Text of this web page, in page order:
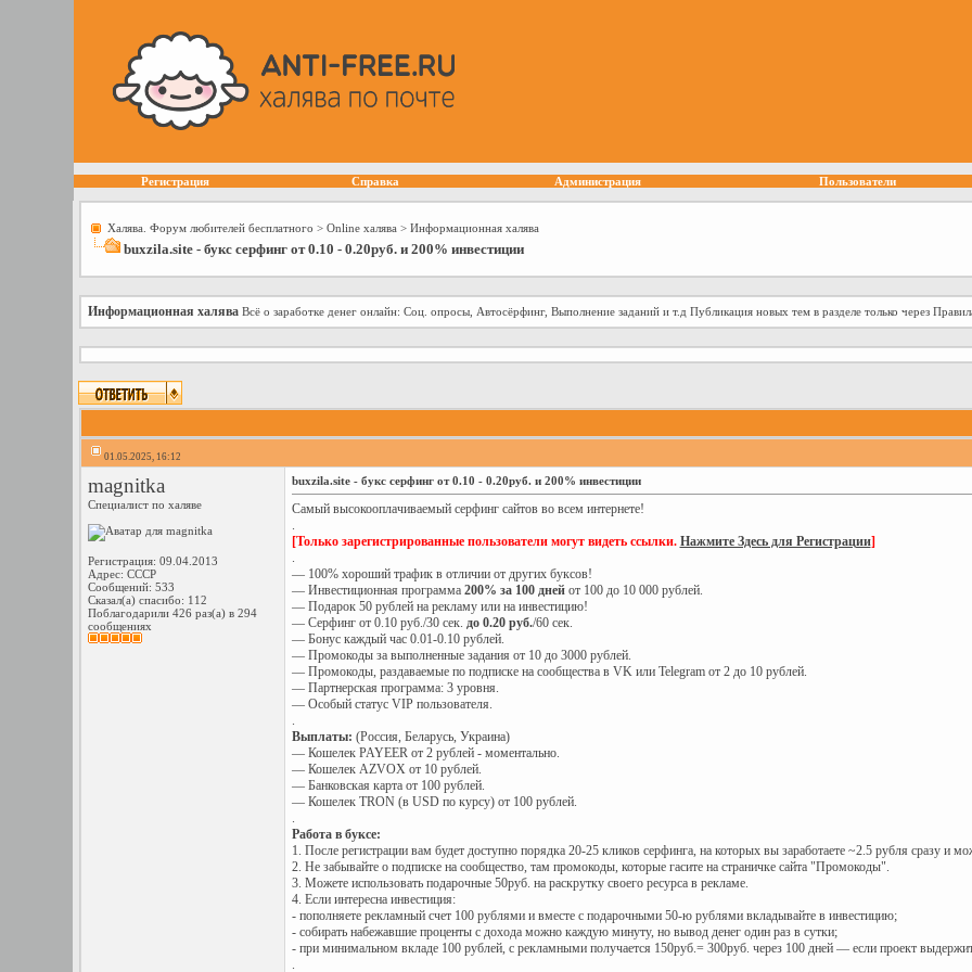
Регистрация Справка Администрация Пользователи
Халява. Форум любителей бесплатного > Online халява > Информационная халява
buxzila.site - букс серфинг от 0.10 - 0.20руб. и 200% инвестиции
Информационная халява Всё о заработке денег онлайн: Соц. опросы, Автосёрфинг, Выполнение заданий и т.д Публикация новых тем в разделе только через
01.05.2025, 16:12
magnitka
Специалист по халяве
Регистрация: 09.04.2013
Адрес: СССР
Сообщений: 533
Сказал(а) спасибо: 112
Поблагодарили 426 раз(а) в 294
сообщениях
buxzila.site - букс серфинг от 0.10 - 0.20руб. и 200% инвестиции
Самый высокооплачиваемый серфинг сайтов во всем интернете!
.
[Только зарегистрированные пользователи могут видеть ссылки. Нажмите Здесь для Регистрации]
.
— 100% хороший трафик в отличии от других буксов!
— Инвестиционная программа 200% за 100 днейот 100 до 10 000 рублей.
— Подарок 50 рублей на рекламу или на инвестицию!
— Серфинг от 0.10 руб./30 сек. до 0.20 руб./60 сек.
— Бонус каждый час 0.01-0.10 рублей.
— Промокоды за выполненные задания от 10 до 3000 рублей.
— Промокоды, раздаваемые по подписке на сообщества в VK или Telegram от 2 до 10 рублей.
— Партнерская программа: 3 уровня.
— Особый статус VIP пользователя.
.
Выплаты: (Россия, Беларусь, Украина)
— Кошелек PAYEER от 2 рублей - моментально.
— Кошелек AZVOX от 10 рублей.
— Банковская карта от 100 рублей.
— Кошелек TRON (в USD по курсу) от 100 рублей.
.
Работа в буксе:
1. После регистрации вам будет доступно порядка 20-25 кликов серфинга, на которых вы заработаете ~2.5 рубля сразу и
2. Не забывайте о подписке на сообщество, там промокоды, которые гасите на страничке сайта "Промокоды".
3. Можете использовать подарочные 50руб. на раскрутку своего ресурса в рекламе.
4. Если интересна инвестиция:
- пополняете рекламный счет 100 рублями и вместе с подарочными 50-ю рублями вкладывайте в инвестицию;
- cобирать набежавшие проценты с дохода можно каждую минуту, но вывод денег один раз в сутки;
- при минимальном вкладе 100 рублей, с рекламными получается 150руб.= 300руб. через 100 дней — если проект
.